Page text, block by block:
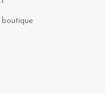
boutique